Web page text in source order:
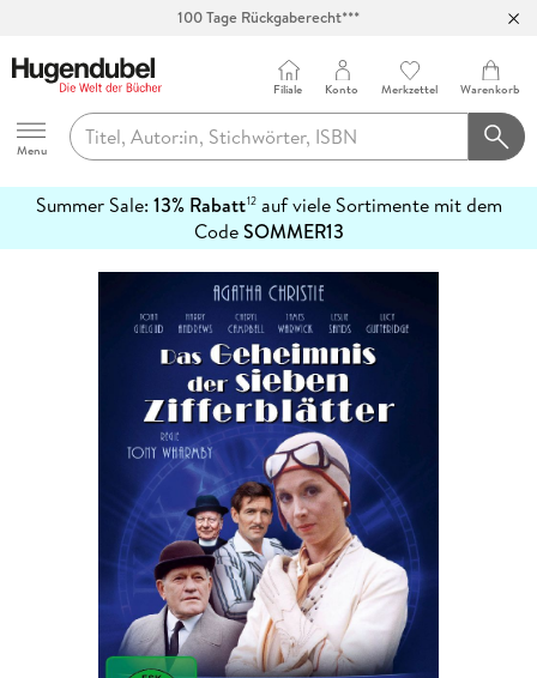
100 Tage Rückgaberecht***
Hugendubel
Menu
Filiale Konto Merkzettel Warenkorb
Summer Sale: 13% Rabatt12auf viele Sortimente mit dem
CodeSOMMER13
erfahren